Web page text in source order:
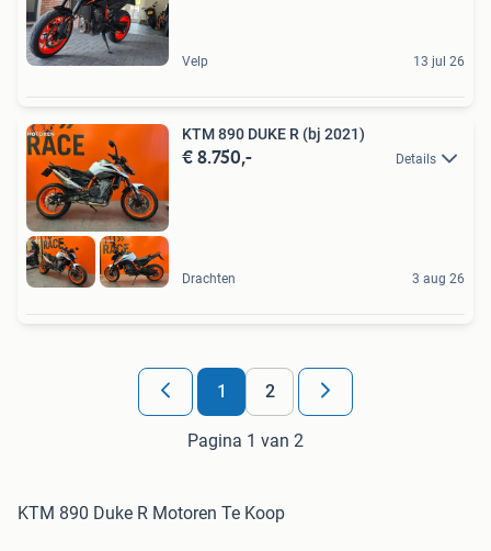
Velp 13 jul 26
KTM 890 DUKE R (bj 2021)
€ 8.750,- Details
Drachten 3 aug 26
1 2
Pagina 1 van 2
KTM 890 Duke R Motoren Te Koop